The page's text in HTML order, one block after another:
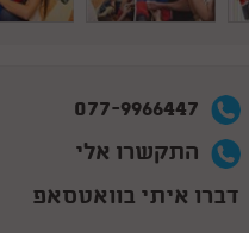
077-9966447
התקשרו אלי
דברו איתי בוואטסאפ